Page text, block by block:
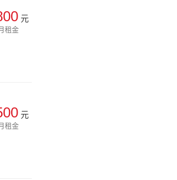
元
租金
元
租金